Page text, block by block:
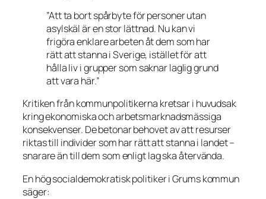
”Att ta bort spårbyte för personer utan
asylskäl är en stor lättnad. Nu kan vi
frigöra enklare arbeten åt dem som har
rätt att stanna i Sverige, istället för att
hålla liv i grupper som saknar laglig grund
att vara här.”
Kritiken från kommunpolitikerna kretsar i huvudsak
kring ekonomiska och arbetsmarknadsmässiga
konsekvenser. De betonar behovet av att resurser
riktas till individer som har rätt att stanna i landet –
snarare än till dem som enligt lag ska återvända.
En hög socialdemokratisk politiker i Grums kommun
säger: